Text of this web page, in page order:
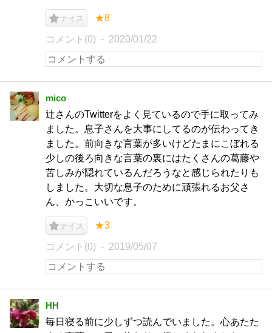
ナイス ★8
コメント(0) 2020/01/22
mico
辻さんのTwitterをよく見ているので手に取ってみ
ました。息子さんを大事にしてるのが伝わってき
ました。前向きな言葉が多いけどたまにこぼれる
少しの後ろ向きな言葉の裏にはたくさんの葛藤や
苦しみが隠れているんだろうなと感じられたりも
しました。大切な息子のために頑張れるお父さ
ん、かっこいいです。
ナイス ★3
コメント(0) 2019/05/07
HH
毎日寝る前に少しずつ読んでいました。心あたた